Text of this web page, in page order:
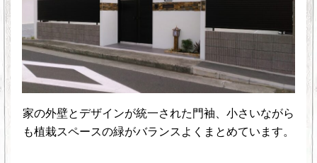
家の外壁とデザインが統一された門袖、小さいながら
も植栽スペースの緑がバランスよくまとめています。